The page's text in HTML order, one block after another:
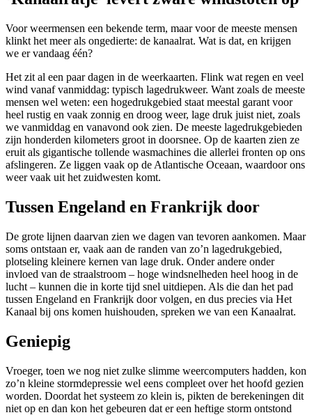
Voor weermensen een bekende term, maar voor de meeste mensen
klinkt het meer als ongedierte: de kanaalrat. Wat is dat, en krijgen
we er vandaag één?
Het zit al een paar dagen in de weerkaarten. Flink wat regen en veel
wind vanaf vanmiddag: typisch lagedrukweer. Want zoals de meeste
mensen wel weten: een hogedrukgebied staat meestal garant voor
heel rustig en vaak zonnig en droog weer, lage druk juist niet, zoals
we vanmiddag en vanavond ook zien. De meeste lagedrukgebieden
zijn honderden kilometers groot in doorsnee. Op de kaarten zien ze
eruit als gigantische tollende wasmachines die allerlei fronten op ons
afslingeren. Ze liggen vaak op de Atlantische Oceaan, waardoor ons
weer vaak uit het zuidwesten komt.
Tussen Engeland en Frankrijk door
De grote lijnen daarvan zien we dagen van tevoren aankomen. Maar
soms ontstaan er, vaak aan de randen van zo’n lagedrukgebied,
plotseling kleinere kernen van lage druk. Onder andere onder
invloed van de straalstroom – hoge windsnelheden heel hoog in de
lucht – kunnen die in korte tijd snel uitdiepen. Als die dan het pad
tussen Engeland en Frankrijk door volgen, en dus precies via Het
Kanaal bij ons komen huishouden, spreken we van een Kanaalrat.
Geniepig
Vroeger, toen we nog niet zulke slimme weercomputers hadden, kon
zo’n kleine stormdepressie wel eens compleet over het hoofd gezien
worden. Doordat het systeem zo klein is, pikten de berekeningen dit
niet op en dan kon het gebeuren dat er een heftige storm ontstond